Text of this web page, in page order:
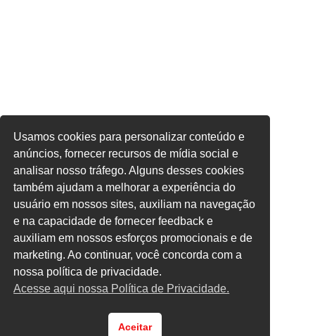
Usamos cookies para personalizar conteúdo e
anúncios, fornecer recursos de mídia social e
analisar nosso tráfego. Alguns desses cookies
também ajudam a melhorar a experiência do
usuário em nossos sites, auxiliam na navegação
e na capacidade de fornecer feedback e
auxiliam em nossos esforços promocionais e de
marketing. Ao continuar, você concorda com a
nossa política de privacidade.
Acesse aqui nossa Política de Privacidade.
Aceitar